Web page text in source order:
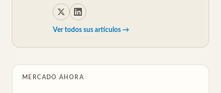
Ver todos sus artículos →
MERCADO AHORA